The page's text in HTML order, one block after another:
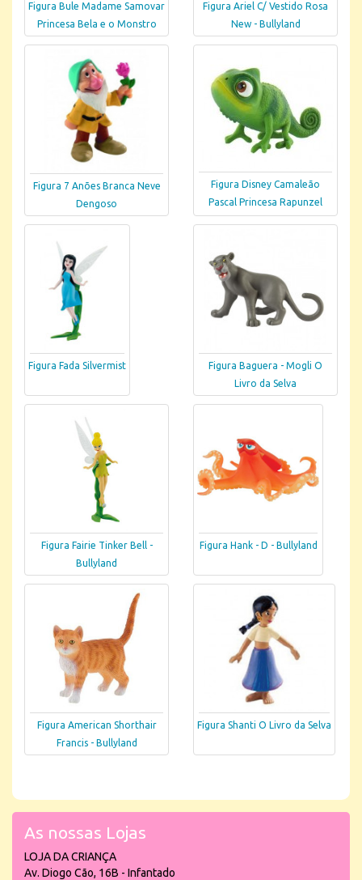
Figura Bule Madame Samovar
Princesa Bela e o Monstro
Figura Ariel C/ Vestido Rosa
New - Bullyland
Figura 7 Anões Branca Neve
Dengoso
Figura Disney Camaleão
Pascal Princesa Rapunzel
Figura Fada Silvermist
Figura Baguera - Mogli O
Livro da Selva
Figura Fairie Tinker Bell -
Bullyland
Figura Hank - D - Bullyland
Figura American Shorthair
Francis - Bullyland
Figura Shanti O Livro da Selva
As nossas Lojas
LOJA DA CRIANÇA
Av. Diogo Cão, 16B - Infantado